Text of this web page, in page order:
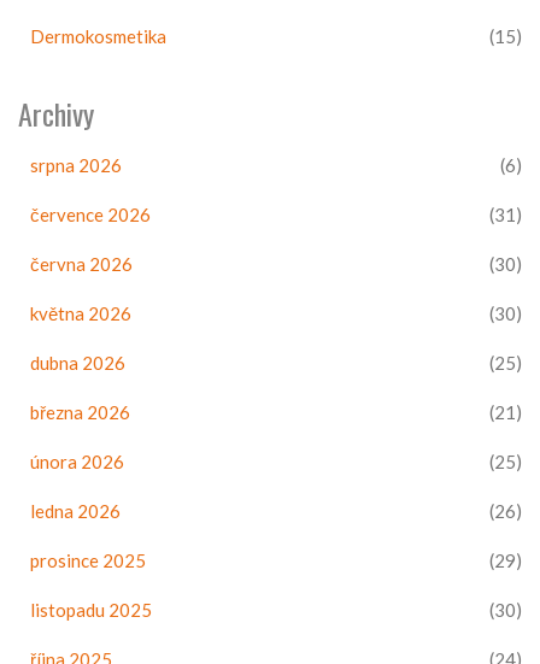
Dermokosmetika (15)
Archivy
srpna 2026 (6)
července 2026 (31)
června 2026 (30)
května 2026 (30)
dubna 2026 (25)
března 2026 (21)
února 2026 (25)
ledna 2026 (26)
prosince 2025 (29)
listopadu 2025 (30)
října 2025 (24)